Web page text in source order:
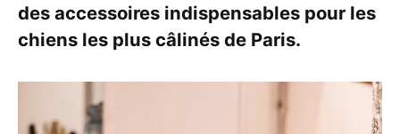
des accessoires indispensables pour les
chiens les plus câlinés de Paris.